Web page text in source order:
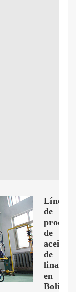
Línea
de
de
aceite
de
linaza
en
Bolivia